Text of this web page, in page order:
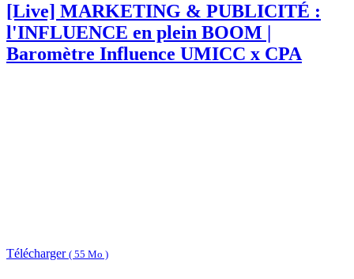
[Live] MARKETING & PUBLICITÉ :
l'INFLUENCE en plein BOOM |
Baromètre Influence UMICC x CPA
Télécharger ( 55 Mo )